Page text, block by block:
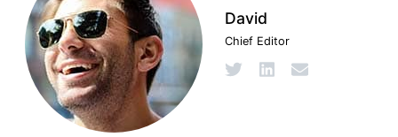
David
Chief Editor